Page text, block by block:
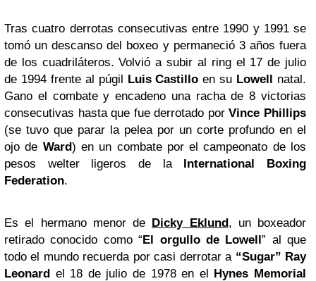
Tras cuatro derrotas consecutivas entre 1990 y 1991 se
tomó un descanso del boxeo y permaneció 3 años fuera
de los cuadriláteros. Volvió a subir al ring el 17 de julio
de 1994 frente al púgil Luis Castillo en su Lowell natal.
Gano el combate y encadeno una racha de 8 victorias
consecutivas hasta que fue derrotado porVince Phillips
(se tuvo que parar la pelea por un corte profundo en el
ojo de Ward) en un combate por el campeonato de los
pesos welter ligeros de la International Boxing
Federation.
Es el hermano menor de Dicky Eklund, un boxeador
retirado conocido como “El orgullo de Lowell” al que
todo el mundo recuerda por casi derrotar a “Sugar” Ray
Leonard el 18 de julio de 1978 en el Hynes Memorial